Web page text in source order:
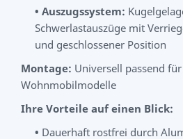
• Auszugssystem:
Schwerlastauszüge mit
und geschlossener Position
Montage: Universell passend
Wohnmobilmodelle
Ihre Vorteile auf einen Blick:
• Dauerhaft rostfrei durch